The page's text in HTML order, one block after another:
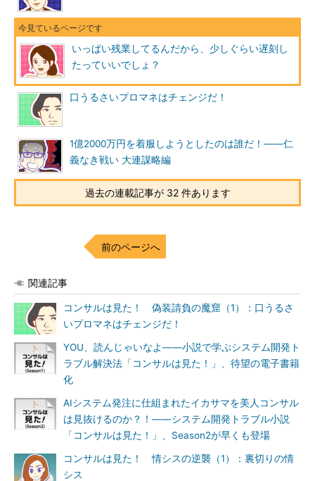
いっぱい残業してるんだから、少しぐらい遅刻し
たっていいでしょ？
口うるさいプロマネはチェンジだ！
1億2000万円を着服しようとしたのは誰だ！――仁
義なき戦い 大連謀略編
過去の連載記事が 32 件あります
前のページへ
関連記事
コンサルは見た！ 偽装請負の魔窟（1）：口うるさ
いプロマネはチェンジだ！
YOU、読んじゃいなよ――小説で学ぶシステム開発ト
ラブル解決法「コンサルは見た！」、待望の電子書籍
化
AIシステム発注に仕組まれたイカサマを美人コンサル
は見抜けるのか？！――システム開発トラブル小説
「コンサルは見た！」、Season2が早くも登場
コンサルは見た！ 情シスの逆襲（1）：裏切りの情
シス